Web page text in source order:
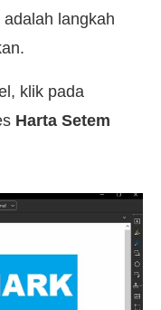
langkah
klik pada
Harta Setem